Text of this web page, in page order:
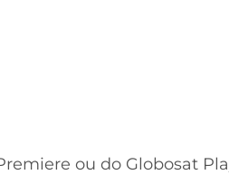
ou do Globosat